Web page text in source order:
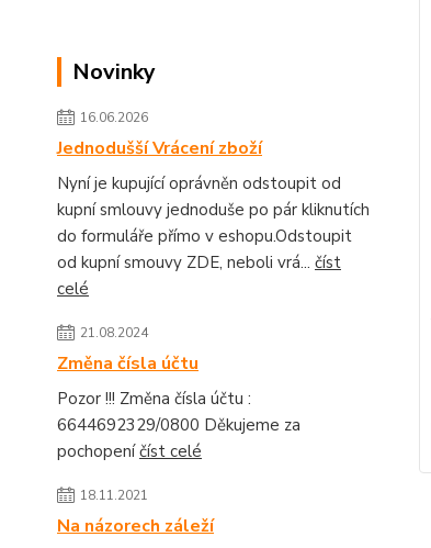
Novinky
16.06.2026
Jednodušší Vrácení zboží
Nyní je kupující oprávněn odstoupit od
kupní smlouvy jednoduše po pár kliknutích
do formuláře přímo v eshopu.Odstoupit
od kupní smouvy ZDE, neboli vrá... číst
celé
21.08.2024
Změna čísla účtu
Pozor !!! Změna čísla účtu :
6644692329/0800 Děkujeme za
pochopeníčíst celé
18.11.2021
Na názorech záleží